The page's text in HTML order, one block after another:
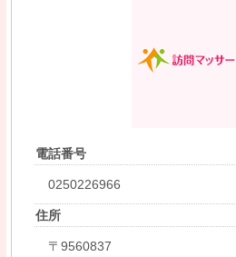
電話番号
0250226966
住所
〒9560837